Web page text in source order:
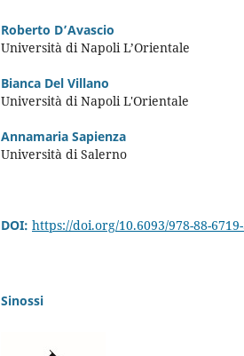
Roberto D’Avascio
Università di Napoli L’Orientale
Bianca Del Villano
Università di Napoli L'Orientale
Annamaria Sapienza
Università di Salerno
DOI: https://doi.org/10.6093/978-88-
Sinossi